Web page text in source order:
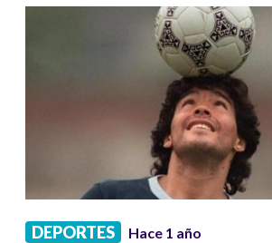
DEPORTES Hace 1 año